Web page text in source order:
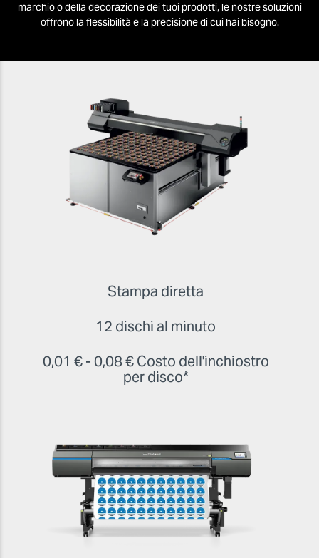
marchio o della decorazione dei tuoi prodotti, le nostre soluzioni
offrono la flessibilità e la precisione di cui hai bisogno.
Stampa diretta
12 dischi al minuto
0,01 € - 0,08 € Costo dell'inchiostro
per disco*